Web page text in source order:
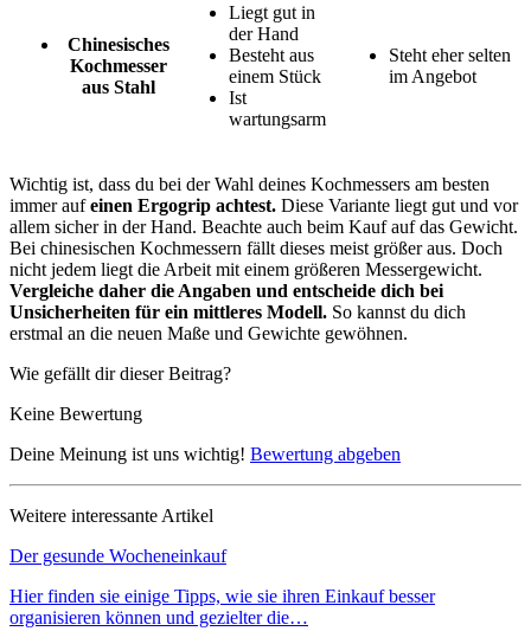
Chinesisches
Kochmesser
aus Stahl
Liegt gut in
der Hand
Besteht aus
einem Stück
Ist
wartungsarm
Steht eher selten
im Angebot
Wichtig ist, dass du bei der Wahl deines Kochmessers am besten
immer aufeinen Ergogrip achtest. Diese Variante liegt gut und vor
allem sicher in der Hand. Beachte auch beim Kauf auf das Gewicht.
Bei chinesischen Kochmessern fällt dieses meist größer aus. Doch
nicht jedem liegt die Arbeit mit einem größeren Messergewicht.
Vergleiche daher die Angaben und entscheide dich bei
Unsicherheiten für ein mittleres Modell. So kannst du dich
erstmal an die neuen Maße und Gewichte gewöhnen.
Wie gefällt dir dieser Beitrag?
Keine Bewertung
Deine Meinung ist uns wichtig! Bewertung abgeben
Weitere interessante Artikel
Der gesunde Wocheneinkauf
Hier finden sie einige Tipps, wie sie ihren Einkauf besser
organisieren können und gezielter die…